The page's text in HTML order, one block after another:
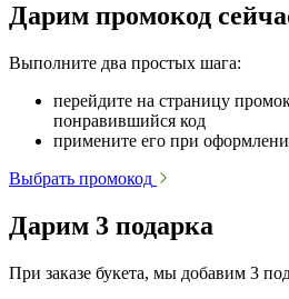
Дарим промокод
Выполните два простых шага:
перейдите на страницу
понравившийся код
примените его при
Выбрать промокод
Дарим 3 подарка
При заказе букета, мы добавим 3